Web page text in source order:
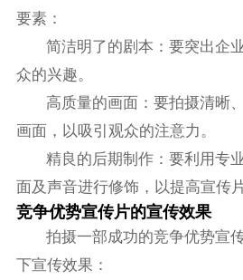
要素：
简洁明了的剧本：要突出企
众的兴趣。
高质量的画面：要拍摄清晰
画面，以吸引观众的注意力。
精良的后期制作：要利用专
面及声音进行修饰，以提高宣传
竞争优势宣传片的宣传效果
拍摄一部成功的竞争优势宣
下宣传效果：